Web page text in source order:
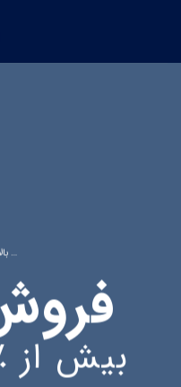
بالاخره شروع شد …
بیش از ٪۷۰